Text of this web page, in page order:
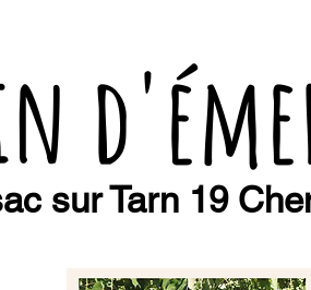
sur Tarn 19